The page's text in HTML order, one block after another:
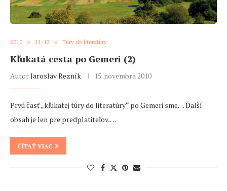
2010 11-12 Túry do literatúry
Kľukatá cesta po Gemeri (2)
AutorJaroslav Rezník 15. novembra 2010
Prvú časť „kľukatej túry do literatúry“ po Gemeri sme… Ďalší
obsah je len pre predplatiteľov. …
ČÍTAŤ VIAC